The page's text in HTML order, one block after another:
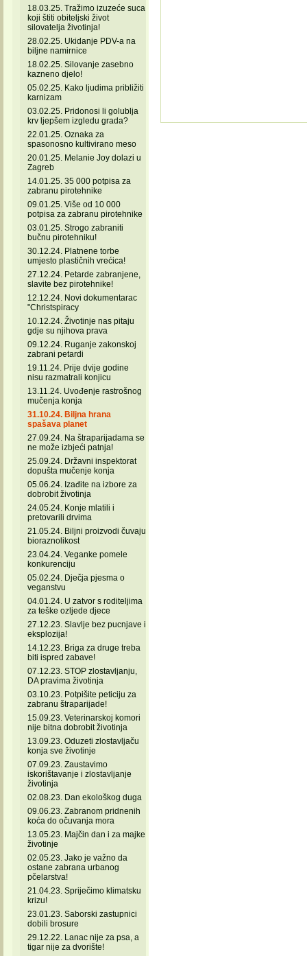
18.03.25. Tražimo izuzeće suca
koji štiti obiteljski život
silovatelja životinja!
28.02.25. Ukidanje PDV-a na
biljne namirnice
18.02.25. Silovanje zasebno
kazneno djelo!
05.02.25. Kako ljudima približiti
karnizam
03.02.25. Pridonosi li golublja
krv ljepšem izgledu grada?
22.01.25. Oznaka za
spasonosno kultivirano meso
20.01.25. Melanie Joy dolazi u
Zagreb
14.01.25. 35 000 potpisa za
zabranu pirotehnike
09.01.25. Više od 10 000
potpisa za zabranu pirotehnike
03.01.25. Strogo zabraniti
bučnu pirotehniku!
30.12.24. Platnene torbe
umjesto plastičnih vrećica!
27.12.24. Petarde zabranjene,
slavite bez pirotehnike!
12.12.24. Novi dokumentarac
"Christspiracy
10.12.24. Životinje nas pitaju
gdje su njihova prava
09.12.24. Ruganje zakonskoj
zabrani petardi
19.11.24. Prije dvije godine
nisu razmatrali konjicu
13.11.24. Uvođenje rastrošnog
mučenja konja
31.10.24. Biljna hrana
spašava planet
27.09.24. Na štraparijadama se
ne može izbjeći patnja!
25.09.24. Državni inspektorat
dopušta mučenje konja
05.06.24. Izađite na izbore za
dobrobit životinja
24.05.24. Konje mlatili i
pretovarili drvima
21.05.24. Biljni proizvodi čuvaju
bioraznolikost
23.04.24. Veganke pomele
konkurenciju
05.02.24. Dječja pjesma o
veganstvu
04.01.24. U zatvor s roditeljima
za teške ozljede djece
27.12.23. Slavlje bez pucnjave i
eksplozija!
14.12.23. Briga za druge treba
biti ispred zabave!
07.12.23. STOP zlostavljanju,
DA pravima životinja
03.10.23. Potpišite peticiju za
zabranu štraparijade!
15.09.23. Veterinarskoj komori
nije bitna dobrobit životinja
13.09.23. Oduzeti zlostavljaču
konja sve životinje
07.09.23. Zaustavimo
iskorištavanje i zlostavljanje
životinja
02.08.23. Dan ekološkog duga
09.06.23. Zabranom pridnenih
koća do očuvanja mora
13.05.23. Majčin dan i za majke
životinje
02.05.23. Jako je važno da
ostane zabrana urbanog
pčelarstva!
21.04.23. Spriječimo klimatsku
krizu!
23.01.23. Saborski zastupnici
dobili brosure
29.12.22. Lanac nije za psa, a
tigar nije za dvorište!